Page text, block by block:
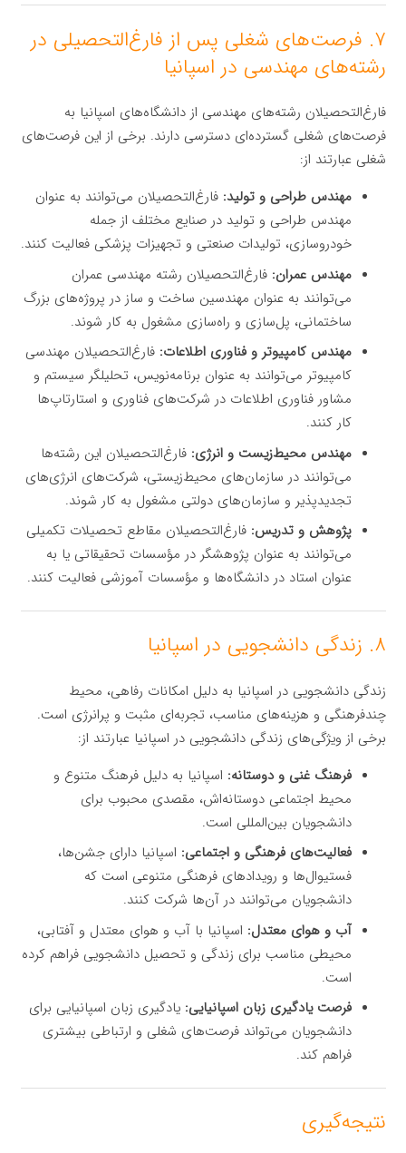
۷. فرصت‌های شغلی پس از فارغ‌التحصیلی در
رشته‌های مهندسی در اسپانیا
فارغ‌التحصیلان رشته‌های مهندسی از دانشگاه‌های اسپانیا به
فرصت‌های شغلی گسترده‌ای دسترسی دارند. برخی از این فرصت‌های
شغلی عبارتند از:
مهندس طراحی و تولید: فارغ‌التحصیلان می‌توانند به عنوان
مهندس طراحی و تولید در صنایع مختلف از جمله
خودروسازی، تولیدات صنعتی و تجهیزات پزشکی فعالیت کنند.
مهندس عمران: فارغ‌التحصیلان رشته مهندسی عمران
می‌توانند به عنوان مهندسین ساخت و ساز در پروژه‌های بزرگ
ساختمانی، پل‌سازی و راه‌سازی مشغول به کار شوند.
مهندس کامپیوتر و فناوری اطلاعات: فارغ‌التحصیلان مهندسی
کامپیوتر می‌توانند به عنوان برنامه‌نویس، تحلیلگر سیستم و
مشاور فناوری اطلاعات در شرکت‌های فناوری و استارتاپ‌ها
کار کنند.
مهندس محیط‌زیست و انرژی: فارغ‌التحصیلان این رشته‌ها
می‌توانند در سازمان‌های محیط‌زیستی، شرکت‌های انرژی‌های
تجدیدپذیر و سازمان‌های دولتی مشغول به کار شوند.
پژوهش و تدریس: فارغ‌التحصیلان مقاطع تحصیلات تکمیلی
می‌توانند به عنوان پژوهشگر در مؤسسات تحقیقاتی یا به
عنوان استاد در دانشگاه‌ها و مؤسسات آموزشی فعالیت کنند.
۸. زندگی دانشجویی در اسپانیا
زندگی دانشجویی در اسپانیا به دلیل امکانات رفاهی، محیط
چندفرهنگی و هزینه‌های مناسب، تجربه‌ای مثبت و پرانرژی است.
برخی از ویژگی‌های زندگی دانشجویی در اسپانیا عبارتند از:
فرهنگ غنی و دوستانه: اسپانیا به دلیل فرهنگ متنوع و
محیط اجتماعی دوستانه‌اش، مقصدی محبوب برای
دانشجویان بین‌المللی است.
فعالیت‌های فرهنگی و اجتماعی: اسپانیا دارای جشن‌ها،
فستیوال‌ها و رویدادهای فرهنگی متنوعی است که
دانشجویان می‌توانند در آن‌ها شرکت کنند.
آب و هوای معتدل: اسپانیا با آب و هوای معتدل و آفتابی،
محیطی مناسب برای زندگی و تحصیل دانشجویی فراهم کرده
است.
فرصت یادگیری زبان اسپانیایی: یادگیری زبان اسپانیایی برای
دانشجویان می‌تواند فرصت‌های شغلی و ارتباطی بیشتری
فراهم کند.
نتیجه‌گیری